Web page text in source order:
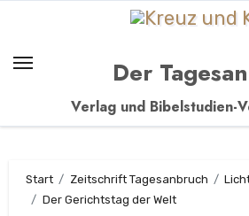
springen
Der
Verlag und Bibelstudien-
Start Zeitschrift Tagesanbruch
Der Gerichtstag der Welt